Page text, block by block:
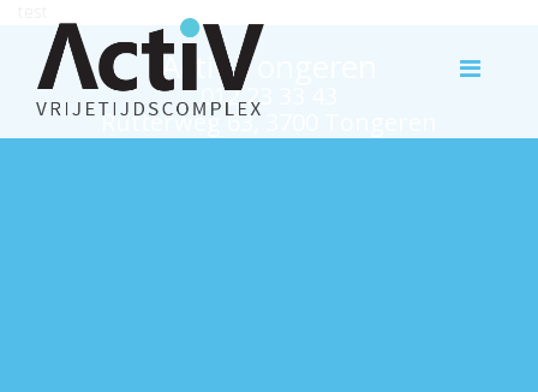
Activ Tongeren
012 23 33 43
Rutterweg 63, 3700 Tongeren